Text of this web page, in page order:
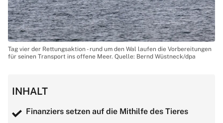
Tag vier der Rettungsaktion - rund um den Wal laufen die Vorbereitungen
für seinen Transport ins offene Meer. Quelle: Bernd Wüstneck/dpa
INHALT
Finanziers setzen auf die Mithilfe des Tieres